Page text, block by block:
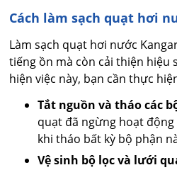
Cách làm sạch quạt hơi
Làm sạch quạt hơi nước
tiếng ồn mà còn cải thiện hiệu
hiện việc này, bạn cần thực
Tắt nguồn và tháo các
quạt đã ngừng hoạt
khi tháo bất kỳ bộ phận
Vệ sinh bộ lọc và lưới